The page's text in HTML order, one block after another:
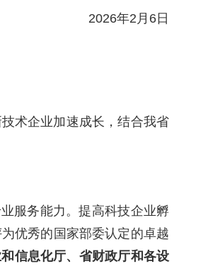
2026年2月6日
术企业加速成长，结合我省
服务能力。提高科技企业孵
优秀的国家部委认定的卓越
和信息化厅、省财政厅和各设